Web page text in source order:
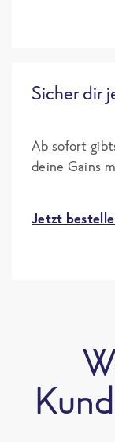
Sicher dir
Ab sofort
deine Gains
Jetzt